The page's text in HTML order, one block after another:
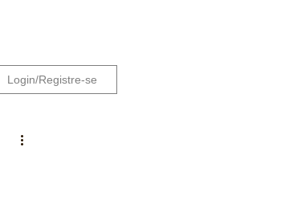
Login/Registre-se